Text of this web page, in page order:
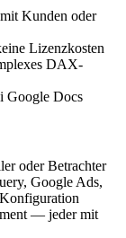
Kunden oder
Lizenzkosten
DAX-
Google Docs
oder Betrachter
Google Ads,
— jeder mit